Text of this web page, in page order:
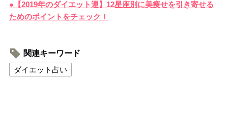
●【2019年のダイエット運】12星座別に美痩せを引き寄せる
ためのポイントをチェック！
関連キーワード
ダイエット占い